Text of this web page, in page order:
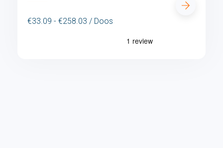
€33.09 - €258.03 / Doos